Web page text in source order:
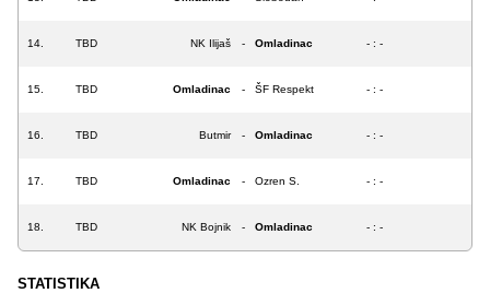
14. TBD NK Ilijaš - Omladinac - : -
15. TBD Omladinac - ŠF Respekt - : -
16. TBD Butmir - Omladinac - : -
17. TBD Omladinac - Ozren S. - : -
18. TBD NK Bojnik - Omladinac - : -
STATISTIKA